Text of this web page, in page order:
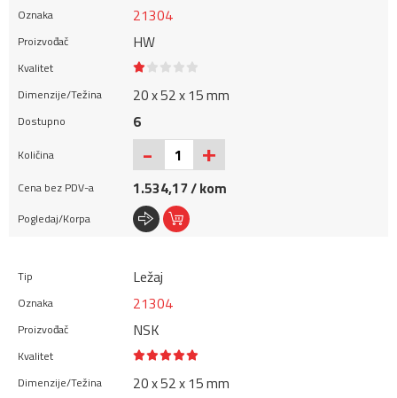
21304
HW
20 x 52 x 15 mm
6
- +
1.534,17 / kom
Ležaj
21304
NSK
20 x 52 x 15 mm